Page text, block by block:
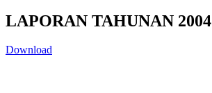
LAPORAN TAHUNAN 2004
Download